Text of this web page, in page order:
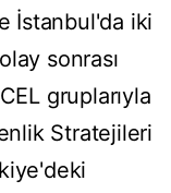
İstanbul'da iki
sonrası
gruplarıyla
Stratejileri